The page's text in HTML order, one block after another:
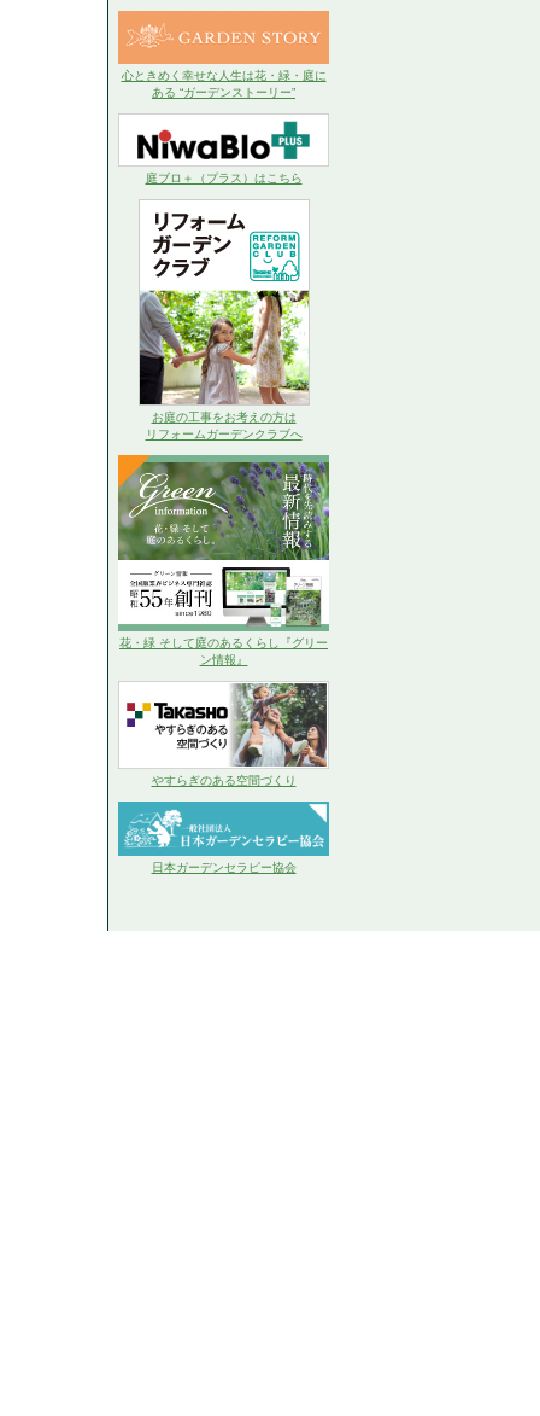
心ときめく幸せな人生は花・緑・庭に
ある “ガーデンストーリー”
庭ブロ＋（プラス）はこちら
お庭の工事をお考えの方は
リフォームガーデンクラブへ
花・緑 そして庭のあるくらし『グリー
ン情報』
やすらぎのある空間づくり
日本ガーデンセラピー協会